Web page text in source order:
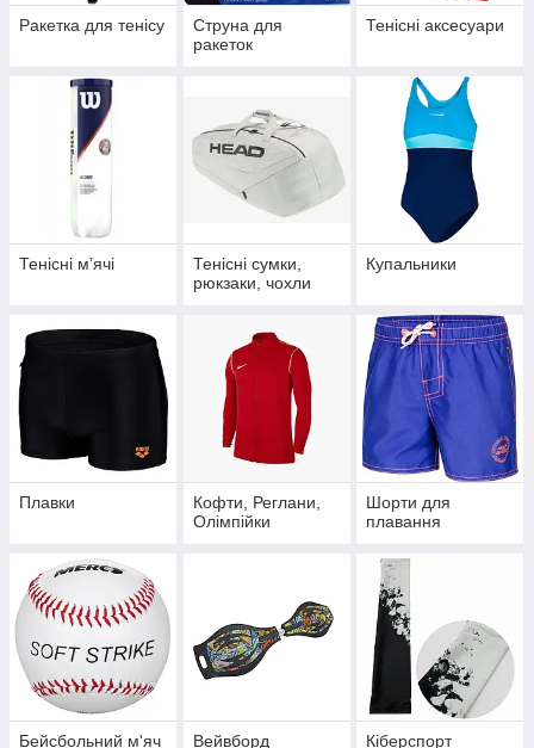
Ракетка для тенісу
Струна для
ракеток
Тенісні аксесуари
Тенісні мʼячі
Тенісні сумки,
рюкзаки, чохли
Купальники
Плавки
Кофти, Реглани,
Олімпійки
Шорти для
плавання
Бейсбольний м'яч Вейвборд Кіберспорт